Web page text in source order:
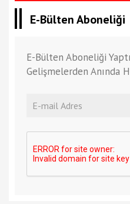
E-Bülten Aboneliği
E-Bülten Aboneliği
Gelişmelerden Anında